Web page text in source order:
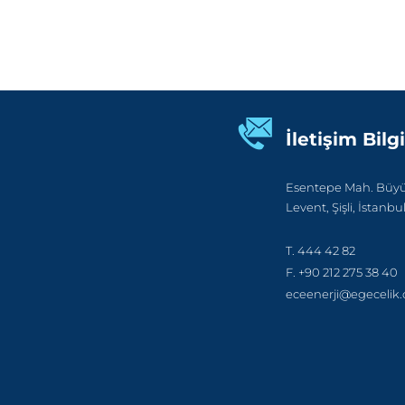
İletişim
Esentepe Mah.
Levent, Şişli, İstanbul
T. 444 42 82
F. +90 212 275 38 40